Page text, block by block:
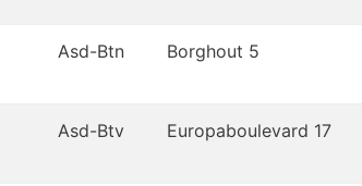
Asd-Btn Borghout 5
Asd-Btv Europaboulevard 17